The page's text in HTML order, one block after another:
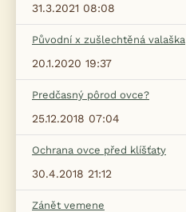
31.3.2021 08:08
Původní x zušlechtěná valaška
20.1.2020 19:37
Predčasný pôrod ovce?
25.12.2018 07:04
Ochrana ovce před klíšťaty
30.4.2018 21:12
Zánět vemene